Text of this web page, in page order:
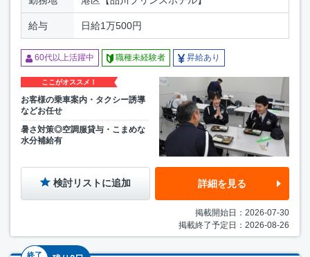
給与 日給1万500円
60代以上活躍中 職種未経験者 昇給あり
ここがオススメ！
お客様の乗車案内・タクシー誘導
などお任せ
暑さ対策◎空調服貸与・こまめな
水分補給有
検討リストに追加 詳細を見る
掲載開始日：2026-07-30
掲載終了予定日：2026-08-26
終了